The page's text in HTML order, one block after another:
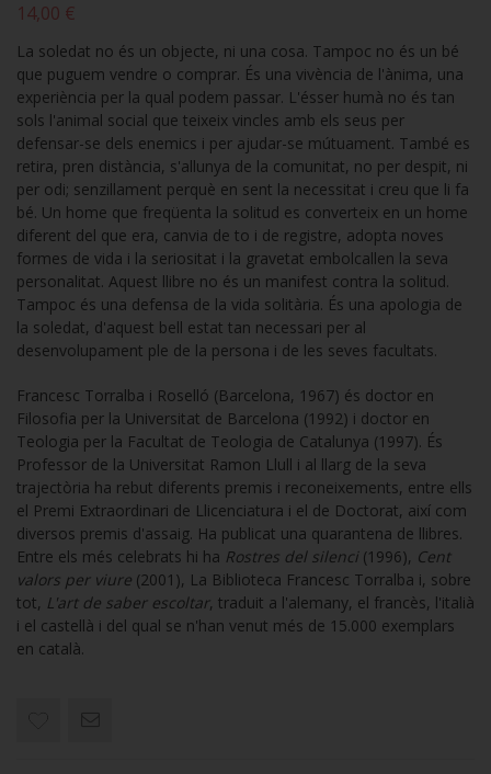
14,00 €
La soledat no és un objecte, ni una cosa. Tampoc no és un bé
que puguem vendre o comprar. És una vivència de l'ànima, una
experiència per la qual podem passar. L'ésser humà no és tan
sols l'animal social que teixeix vincles amb els seus per
defensar-se dels enemics i per ajudar-se mútuament. També es
retira, pren distància, s'allunya de la comunitat, no per despit, ni
per odi; senzillament perquè en sent la necessitat i creu que li fa
bé. Un home que freqüenta la solitud es converteix en un home
diferent del que era, canvia de to i de registre, adopta noves
formes de vida i la seriositat i la gravetat embolcallen la seva
personalitat. Aquest llibre no és un manifest contra la solitud.
Tampoc és una defensa de la vida solitària. És una apologia de
la soledat, d'aquest bell estat tan necessari per al
desenvolupament ple de la persona i de les seves facultats.
Francesc Torralba i Roselló (Barcelona, 1967) és doctor en
Filosofia per la Universitat de Barcelona (1992) i doctor en
Teologia per la Facultat de Teologia de Catalunya (1997). És
Professor de la Universitat Ramon Llull i al llarg de la seva
trajectòria ha rebut diferents premis i reconeixements, entre ells
el Premi Extraordinari de Llicenciatura i el de Doctorat, així com
diversos premis d'assaig. Ha publicat una quarantena de llibres.
Entre els més celebrats hi ha Rostres del silenci(1996), Cent
valors per viure (2001), La Biblioteca Francesc Torralba i, sobre
tot, L'art de saber escoltar, traduit a l'alemany, el francès, l'italià
i el castellà i del qual se n'han venut més de 15.000 exemplars
en català.